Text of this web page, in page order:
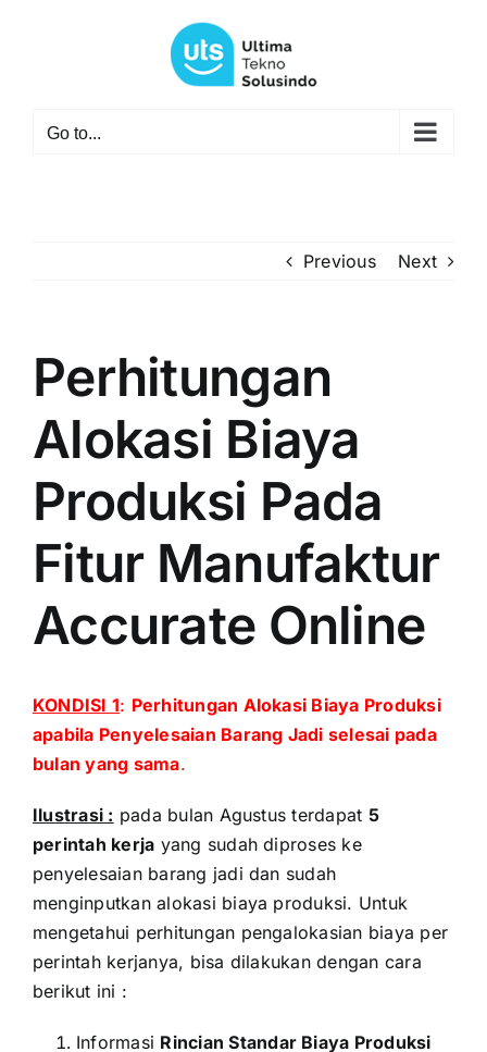
Go to...
Previous Next
Perhitungan
Alokasi Biaya
Produksi Pada
Fitur Manufaktur
Accurate Online
KONDISI 1: Perhitungan Alokasi Biaya Produksi
apabila Penyelesaian Barang Jadi selesai pada
bulan yang sama.
Ilustrasi : pada bulan Agustus terdapat 5
perintah kerja yang sudah diproses ke
penyelesaian barang jadi dan sudah
menginputkan alokasi biaya produksi. Untuk
mengetahui perhitungan pengalokasian biaya per
perintah kerjanya, bisa dilakukan dengan cara
berikut ini :
Informasi Rincian Standar Biaya Produksi